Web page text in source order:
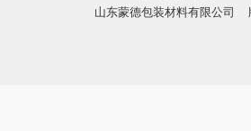
山东蒙德包装材料有限公司